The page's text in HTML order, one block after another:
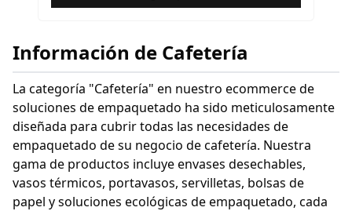
Información de Cafetería
La categoría "Cafetería" en nuestro ecommerce de
soluciones de empaquetado ha sido meticulosamente
diseñada para cubrir todas las necesidades de
empaquetado de su negocio de cafetería. Nuestra
gama de productos incluye envases desechables,
vasos térmicos, portavasos, servilletas, bolsas de
papel y soluciones ecológicas de empaquetado, cada